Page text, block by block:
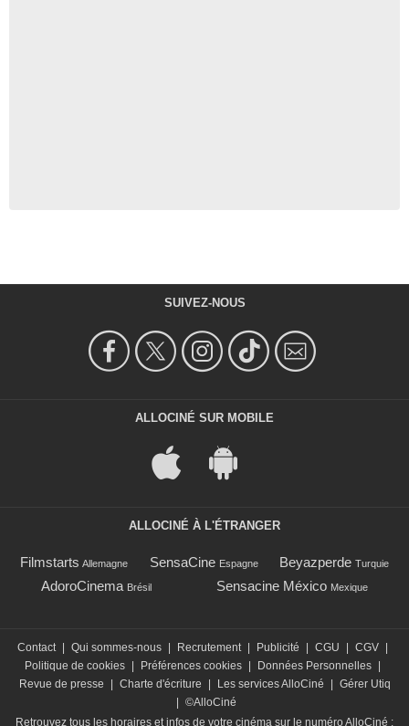
SUIVEZ-NOUS
ALLOCINÉ SUR MOBILE
ALLOCINÉ À L'ÉTRANGER
Filmstarts Allemagne SensaCine Espagne Beyazperde Turquie
AdoroCinema Brésil Sensacine México Mexique
Contact Qui sommes-nous Recrutement Publicité CGU CGV
Politique de cookies
Préférences cookies Données Personnelles
Revue de presse
Charte d'écriture Les services AlloCiné
Gérer Utiq
©AlloCiné
Retrouvez tous les horaires et infos de votre cinéma sur le numéro AlloCiné :